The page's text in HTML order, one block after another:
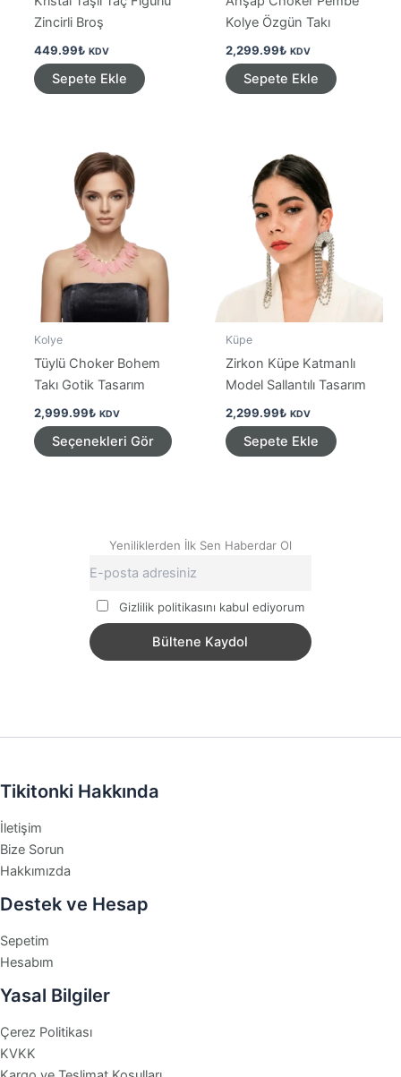
Zincirli Broş
449.99₺ KDV
Sepete Ekle
Kolye Özgün Takı
2,299.99₺ KDV
Sepete Ekle
Kolye
Tüylü Choker Bohem
Takı Gotik Tasarım
2,999.99₺ KDV
Seçenekleri Gör
Bu
var.
Seçenekler
sayfasından
Küpe
Zirkon Küpe Katmanlı
Model Sallantılı Tasarım
2,299.99₺ KDV
Sepete Ekle
Yeniliklerden İlk Sen Haberdar Ol
Gizlilik politikasını kabul ediyorum
Tikitonki Hakkında
İletişim
Bize Sorun
Hakkımızda
Destek ve Hesap
Sepetim
Hesabım
Yasal Bilgiler
Çerez Politikası
KVKK